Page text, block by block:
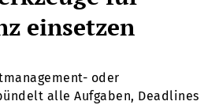
einsetzen
oder
alle Aufgaben, Deadlines